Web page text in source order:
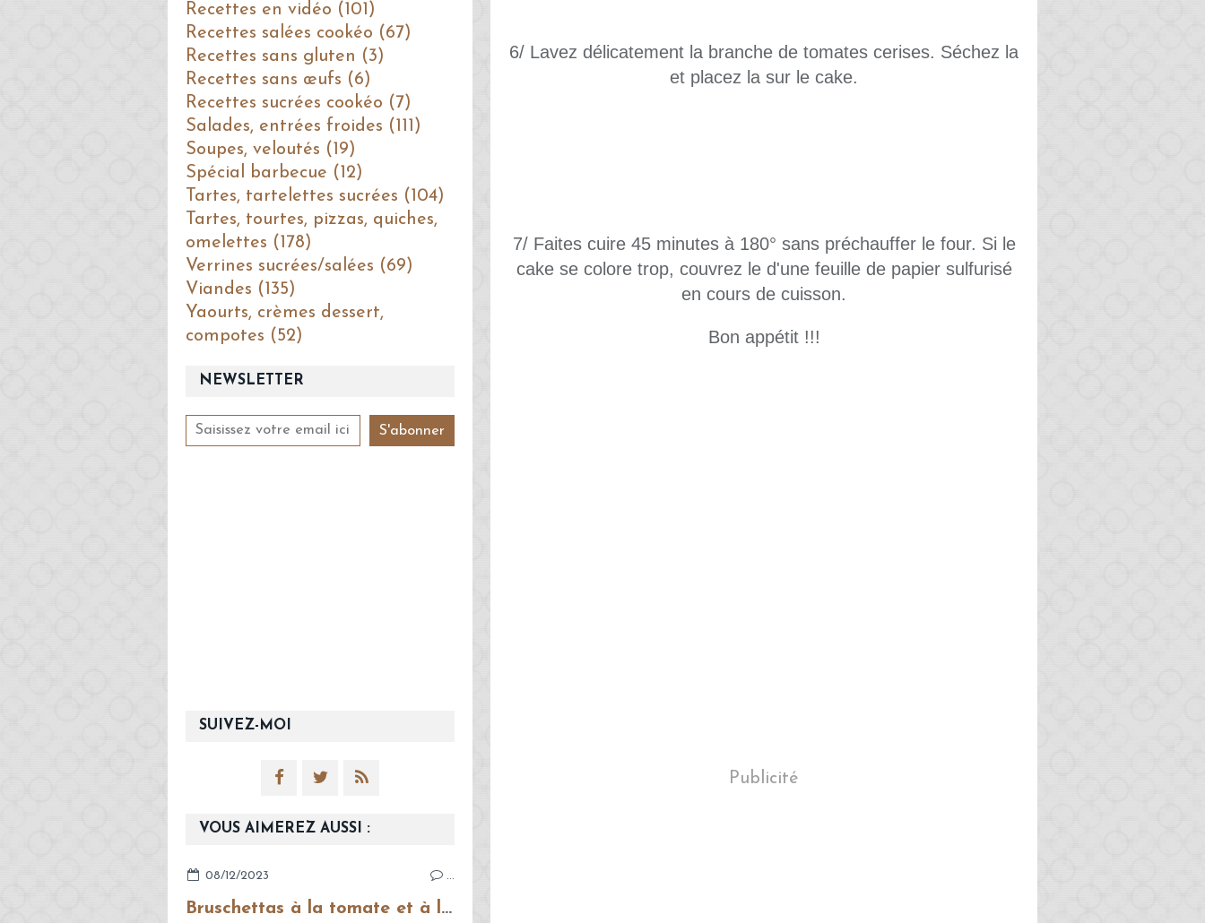
6/ Lavez délicatement la branche de tomates cerises. Séchez la
et placez la sur le cake.
7/ Faites cuire 45 minutes à 180° sans préchauffer le four. Si le
cake se colore trop, couvrez le d'une feuille de papier sulfurisé
en cours de cuisson.
Bon appétit !!!
Publicité
NEWSLETTER
SUIVEZ-MOI
VOUS AIMEREZ AUSSI :
08/12/2023 …
Bruschettas à la tomate et à la mozzarella
Recettes en vidéo (101)
Recettes salées cookéo (67)
Recettes sans gluten (3)
Recettes sans œufs (6)
Recettes sucrées cookéo (7)
Salades, entrées froides (111)
Soupes, veloutés (19)
Spécial barbecue (12)
Tartes, tartelettes sucrées (104)
Tartes, tourtes, pizzas, quiches,
omelettes (178)
Verrines sucrées/salées (69)
Viandes (135)
Yaourts, crèmes dessert,
compotes (52)